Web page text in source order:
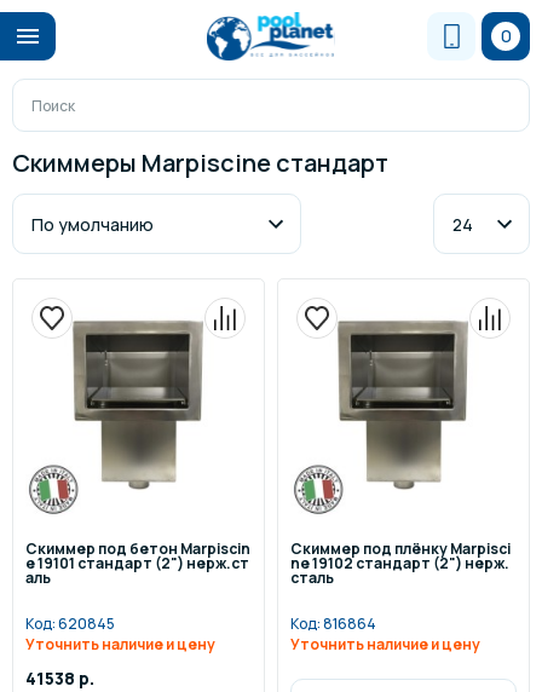
0
Скиммеры Marpiscine стандарт
Скиммер под бетон Marpiscin
e 19101 стандарт (2") нерж.ст
аль
Код:620845
Уточнить наличие и цену
41538 р.
Скиммер под плёнку Marpisci
ne 19102 стандарт (2") нерж.
сталь
Код:816864
Уточнить наличие и цену